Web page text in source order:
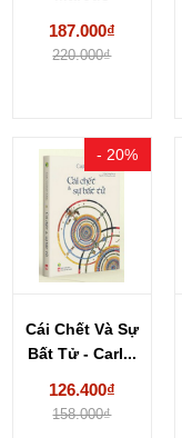
187.000₫
220.000₫
- 20%
Cái Chết Và Sự
Bất Tử - Carl...
126.400₫
158.000₫